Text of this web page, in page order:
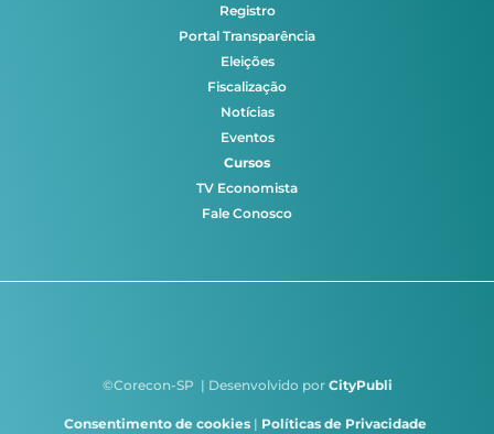
Registro
Portal Transparência
Eleições
Fiscalização
Notícias
Eventos
Cursos
TV Economista
Fale Conosco
©Corecon-SP | Desenvolvido por CityPubli
Consentimento de cookies | Políticas de Privacidade